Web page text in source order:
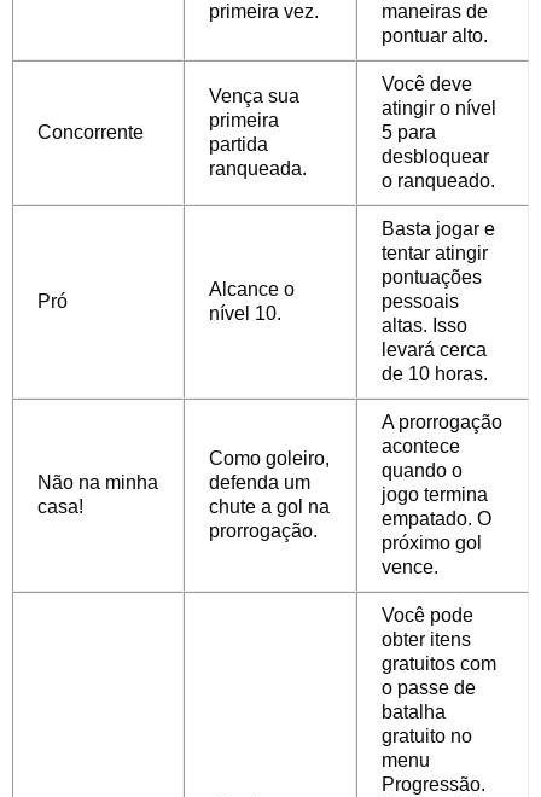
primeira vez.
maneiras de
pontuar alto.
Concorrente
Vença sua
primeira
partida
ranqueada.
Você deve
atingir o nível
5 para
desbloquear
o ranqueado.
Pró
Alcance o
nível 10.
Basta jogar e
tentar atingir
pontuações
pessoais
altas. Isso
levará cerca
de 10 horas.
Não na minha
casa!
Como goleiro,
defenda um
chute a gol na
prorrogação.
A prorrogação
acontece
quando o
jogo termina
empatado. O
próximo gol
vence.
Você pode
obter itens
gratuitos com
o passe de
batalha
gratuito no
menu
Progressão.